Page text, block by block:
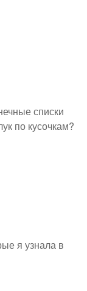
списки
по кусочкам?
я узнала в